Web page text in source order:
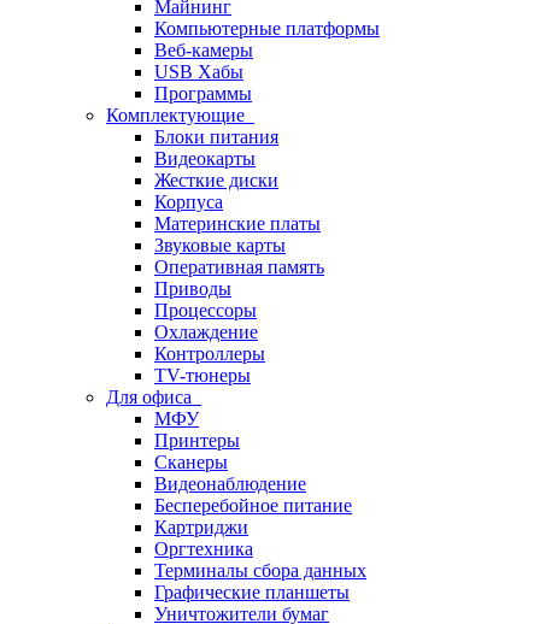
Майнинг
Компьютерные платформы
Веб-камеры
USB Хабы
Программы
Комплектующие
Блоки питания
Видеокарты
Жесткие диски
Корпуса
Материнские платы
Звуковые карты
Оперативная память
Приводы
Процессоры
Охлаждение
Контроллеры
TV-тюнеры
Для офиса
МФУ
Принтеры
Сканеры
Видеонаблюдение
Бесперебойное питание
Картриджи
Оргтехника
Терминалы сбора данных
Графические планшеты
Уничтожители бумаг